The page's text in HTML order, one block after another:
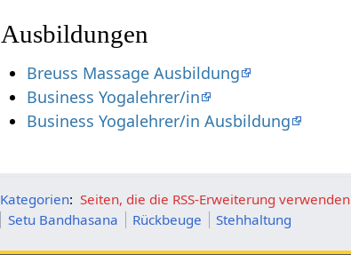
Ausbildungen
Breuss Massage Ausbildung
Business Yogalehrer/in
Business Yogalehrer/in Ausbildung
Kategorien: Seiten, die die RSS-Erweiterung verwenden
Setu Bandhasana
Rückbeuge Stehhaltung